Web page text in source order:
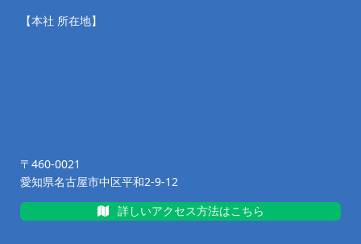
【本社 所在地】
〒460-0021
愛知県名古屋市中区平和2-9-12
詳しいアクセス方法はこちら